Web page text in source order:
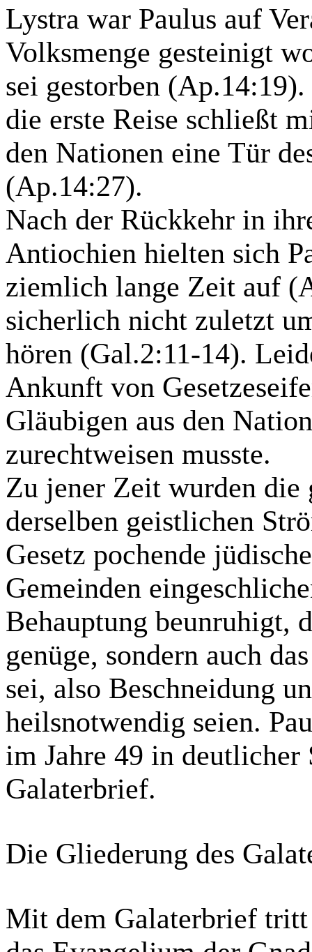
Lystra war Paulus auf
Volksmenge gesteinigt
sei gestorben
die erste Reise schließt
den Nationen eine Tür
(Ap.14:27).
Nach der Rückkehr in
Antiochien hielten sich
ziemlich lange Zeit auf
sicherlich nicht zuletzt
hören (Gal.2:11-14).
Ankunft von
Gläubigen aus den
zurechtweisen musste.
Zu jener Zeit wurden die
derselben geistlichen
Gesetz pochende
Gemeinden
Behauptung beunruhigt,
genüge, sondern auch
sei, also Beschneidung
heilsnotwendig seien.
im Jahre 49 in deutlicher
Galaterbrief.
Die Gliederung des
Mit dem Galaterbrief tritt